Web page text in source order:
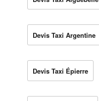
Devis Taxi Argentine
Devis Taxi Épierre